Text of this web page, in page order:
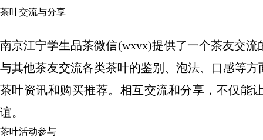
茶叶交流与分享
南京江宁学生品茶微信(wxvx)提供了一个茶友交
与其他茶友交流各类茶叶的鉴别、泡法、口感等
茶叶资讯和购买推荐。相互交流和分享，不仅能
谊。
茶叶活动参与